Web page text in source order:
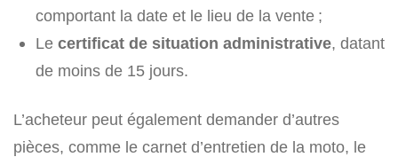
comportant la date et le lieu de la vente ;
Le certificat de situation administrative, datant
de moins de 15 jours.
L’acheteur peut également demander d’autres
pièces, comme le carnet d’entretien de la moto, le